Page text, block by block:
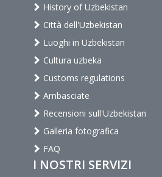
History of Uzbekistan
Città dell'Uzbekistan
Luoghi in Uzbekistan
Cultura uzbeka
Customs regulations
Ambasciate
Recensioni sull'Uzbekistan
Galleria fotografica
FAQ
I NOSTRI SERVIZI